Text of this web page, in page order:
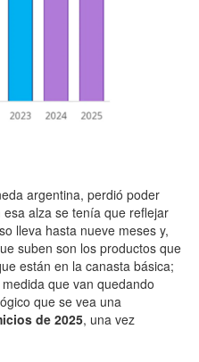
argentina, perdió poder
alza se tenía que reflejar
lleva hasta nueve meses y,
suben son los productos que
están en la canasta básica;
que van quedando
que se vea una
de 2025, una vez